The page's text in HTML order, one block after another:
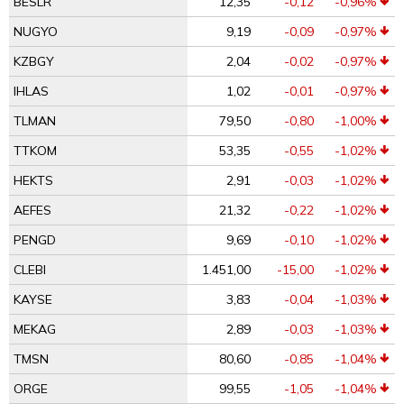
NUGYO
9,19 -0,09
-0,97%
KZBGY
2,04 -0,02
-0,97%
IHLAS
1,02 -0,01
-0,97%
TLMAN
79,50 -0,80
-1,00%
TTKOM
53,35 -0,55
-1,02%
HEKTS
2,91 -0,03
-1,02%
AEFES
21,32 -0,22
-1,02%
PENGD
9,69 -0,10
-1,02%
CLEBI
1.451,00 -15,00
-1,02%
KAYSE
3,83 -0,04
-1,03%
MEKAG
2,89 -0,03
-1,03%
TMSN
80,60 -0,85
-1,04%
ORGE
99,55 -1,05 -1,04%